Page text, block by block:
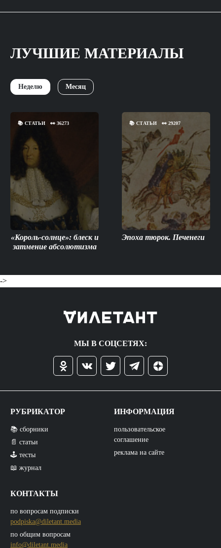
ЛУЧШИЕ МАТЕРИАЛЫ
Неделю Месяц
📚 СТАТЬИ 👀 36273
«Король-солнце»: блеск и
затмение абсолютизма
📚СТАТЬИ 👀29207
Эпоха тюрок. Печенеги
->
МЫ В СОЦСЕТЯХ:
РУБРИКАТОР
📚 сборники
📄 статьи
🕹️ тесты
📖 журнал
КОНТАКТЫ
по вопросам подписки
podpiska@diletant.media
по общим вопросам
info@diletant.media
ИНФОРМАЦИЯ
пользовательское
соглашение
реклама на сайте